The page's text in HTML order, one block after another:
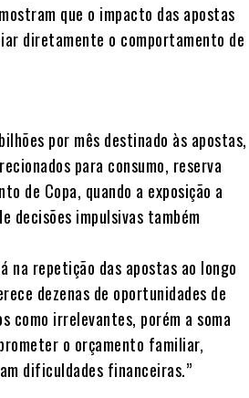
que o impacto das apostas
diretamente o comportamento de
por mês destinado às apostas,
para consumo, reserva
de Copa, quando a exposição a
decisões impulsivas também
na repetição das apostas ao longo
dezenas de oportunidades de
como irrelevantes, porém a soma
o orçamento familiar,
dificuldades financeiras.”